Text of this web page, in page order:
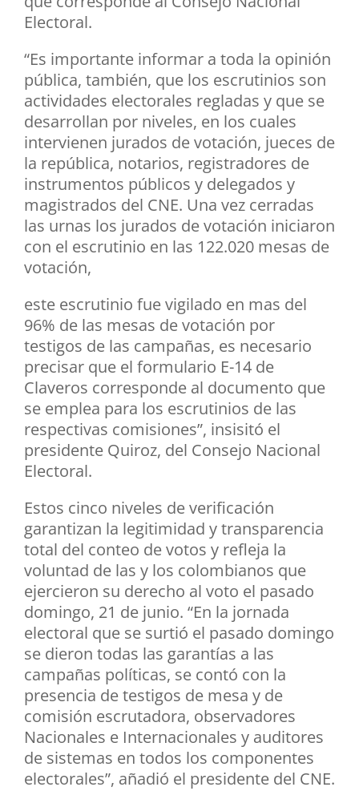
Electoral.
“Es importante informar a toda la opinión
pública, también, que los escrutinios son
actividades electorales regladas y que se
desarrollan por niveles, en los cuales
intervienen jurados de votación, jueces de
la república, notarios, registradores de
instrumentos públicos y delegados y
magistrados del CNE. Una vez cerradas
las urnas los jurados de votación iniciaron
con el escrutinio en las 122.020 mesas de
votación,
este escrutinio fue vigilado en mas del
96% de las mesas de votación por
testigos de las campañas, es necesario
precisar que el formulario E-14 de
Claveros corresponde al documento que
se emplea para los escrutinios de las
respectivas comisiones”, insisitó el
presidente Quiroz, del Consejo Nacional
Electoral.
Estos cinco niveles de verificación
garantizan la legitimidad y transparencia
total del conteo de votos y refleja la
voluntad de las y los colombianos que
ejercieron su derecho al voto el pasado
domingo, 21 de junio. “En la jornada
electoral que se surtió el pasado domingo
se dieron todas las garantías a las
campañas políticas, se contó con la
presencia de testigos de mesa y de
comisión escrutadora, observadores
Nacionales e Internacionales y auditores
de sistemas en todos los componentes
electorales”, añadió el presidente del CNE.